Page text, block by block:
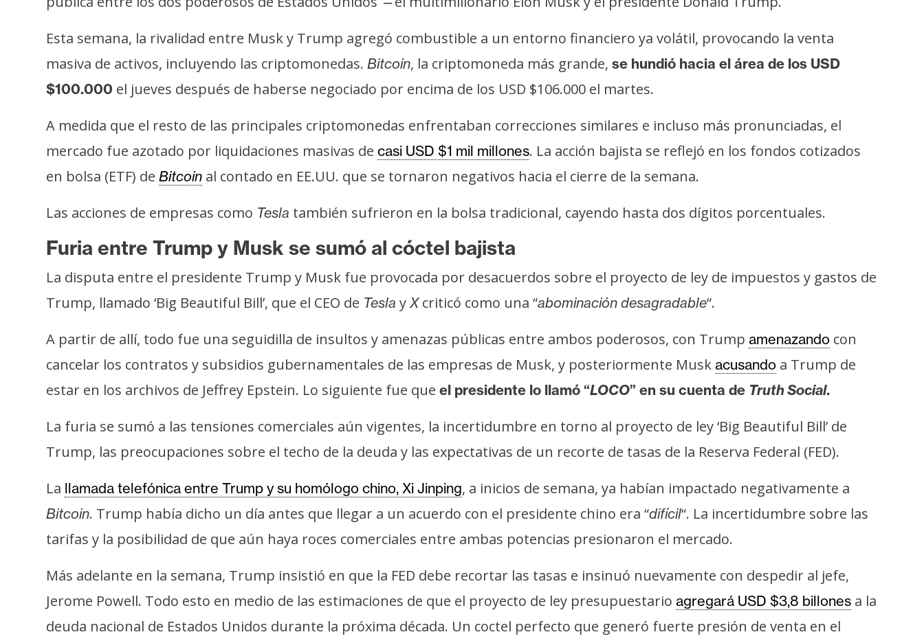
e
s
a
e
m
a
R
e
c
r
s
o
s
o
n
a
c
o
P
u
b
Esta semana, la rivalidad entre Musk y Trump agregó combustible a un entorno financiero ya volátil, provocando la venta
masiva de activos, incluyendo las criptomonedas. Bitcoin, la criptomoneda más grande, se hundió hacia el área de los USD
$100.000 el jueves después de haberse negociado por encima de los USD $106.000 el martes.
A medida que el resto de las principales criptomonedas enfrentaban correcciones similares e incluso más pronunciadas, el
mercado fue azotado por liquidaciones masivas de casi USD $1 mil millones. La acción bajista se reflejó en los fondos cotizados
en bolsa (ETF) de Bitcoin al contado en EE.UU. que se tornaron negativos hacia el cierre de la semana.
Las acciones de empresas como Tesla también sufrieron en la bolsa tradicional, cayendo hasta dos dígitos porcentuales.
Furia entre Trump y Musk se sumó al cóctel bajista
La disputa entre el presidente Trump y Musk fue provocada por desacuerdos sobre el proyecto de ley de impuestos y gastos de
Trump, llamado ‘Big Beautiful Bill’, que el CEO de Tesla y Xcriticó como una “abominación desagradable“.
A partir de allí, todo fue una seguidilla de insultos y amenazas públicas entre ambos poderosos, con Trump amenazando con
cancelar los contratos y subsidios gubernamentales de las empresas de Musk, y posteriormente Musk acusando a Trump de
estar en los archivos de Jeffrey Epstein. Lo siguiente fue que el presidente lo llamó “LOCO” en su cuenta de Truth Social.
La furia se sumó a las tensiones comerciales aún vigentes, la incertidumbre en torno al proyecto de ley ‘Big Beautiful Bill’ de
Trump, las preocupaciones sobre el techo de la deuda y las expectativas de un recorte de tasas de la Reserva Federal (FED).
La llamada telefónica entre Trump y su homólogo chino, Xi Jinping, a inicios de semana, ya habían impactado negativamente a
Bitcoin. Trump había dicho un día antes que llegar a un acuerdo con el presidente chino era “difícil“. La incertidumbre sobre las
tarifas y la posibilidad de que aún haya roces comerciales entre ambas potencias presionaron el mercado.
Más adelante en la semana, Trump insistió en que la FED debe recortar las tasas e insinuó nuevamente con despedir al jefe,
Jerome Powell. Todo esto en medio de las estimaciones de que el proyecto de ley presupuestario agregará USD $3,8 billones a la
deuda nacional de Estados Unidos durante la próxima década. Un coctel perfecto que generó fuerte presión de venta en el